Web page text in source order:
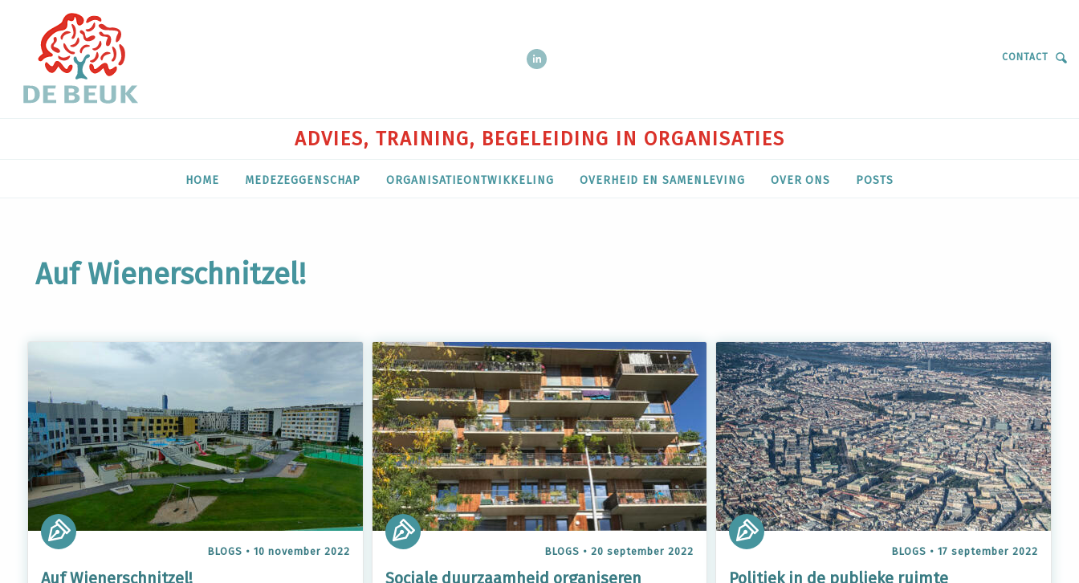
CONTACT
ADVIES, TRAINING, BEGELEIDING IN ORGANISATIES
HOME MEDEZEGGENSCHAP ORGANISATIEONTWIKKELING OVERHEID EN SAMENLEVING OVER ONS POSTS
Auf Wienerschnitzel!
BLOGS • 10 november 2022
Auf Wienerschnitzel!
BLOGS •20 september 2022
Sociale duurzaamheid organiseren
BLOGS • 17 september 2022
Politiek in de publieke ruimte